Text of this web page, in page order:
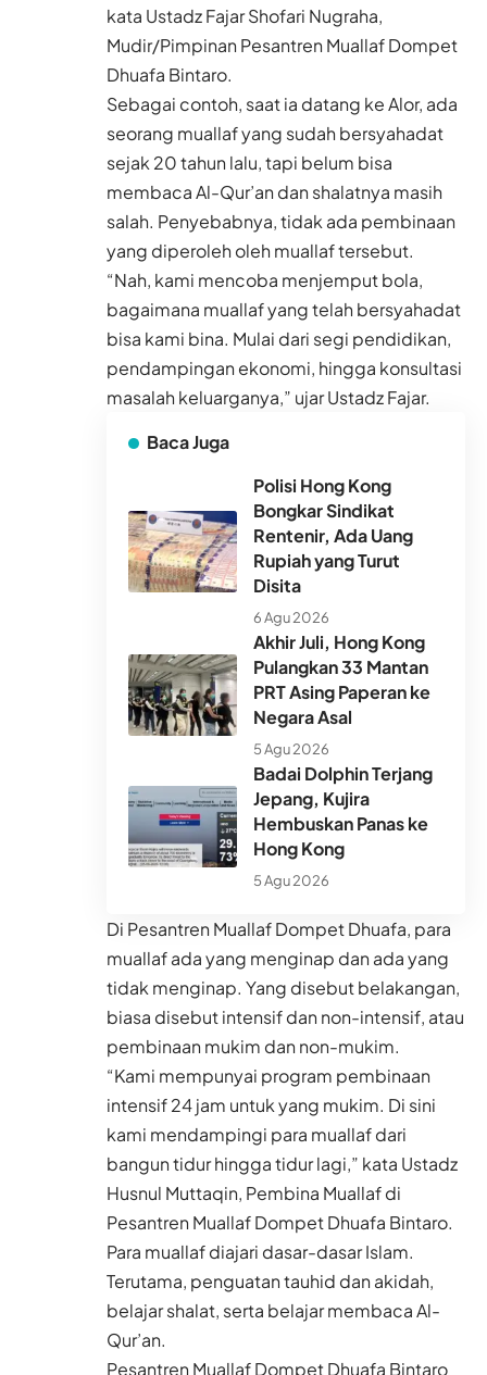
kata Ustadz Fajar Shofari Nugraha,
Mudir/Pimpinan Pesantren Muallaf Dompet
Dhuafa Bintaro.
Sebagai contoh, saat ia datang ke Alor, ada
seorang muallaf yang sudah bersyahadat
sejak 20 tahun lalu, tapi belum bisa
membaca Al-Qur’an dan shalatnya masih
salah. Penyebabnya, tidak ada pembinaan
yang diperoleh oleh muallaf tersebut.
“Nah, kami mencoba menjemput bola,
bagaimana muallaf yang telah bersyahadat
bisa kami bina. Mulai dari segi pendidikan,
pendampingan ekonomi, hingga konsultasi
masalah keluarganya,” ujar Ustadz Fajar.
Baca Juga
Polisi Hong Kong
Bongkar Sindikat
Rentenir, Ada Uang
Rupiah yang Turut
Disita
6 Agu 2026
Akhir Juli, Hong Kong
Pulangkan 33 Mantan
PRT Asing Paperan ke
Negara Asal
5 Agu 2026
Badai Dolphin Terjang
Jepang, Kujira
Hembuskan Panas ke
Hong Kong
5 Agu 2026
Di Pesantren Muallaf Dompet Dhuafa, para
muallaf ada yang menginap dan ada yang
tidak menginap. Yang disebut belakangan,
biasa disebut intensif dan non-intensif, atau
pembinaan mukim dan non-mukim.
“Kami mempunyai program pembinaan
intensif 24 jam untuk yang mukim. Di sini
kami mendampingi para muallaf dari
bangun tidur hingga tidur lagi,” kata Ustadz
Husnul Muttaqin, Pembina Muallaf di
Pesantren Muallaf Dompet Dhuafa Bintaro.
Para muallaf diajari dasar-dasar Islam.
Terutama, penguatan tauhid dan akidah,
belajar shalat, serta belajar membaca Al-
Qur’an.
Pesantren Muallaf Dompet Dhuafa Bintaro